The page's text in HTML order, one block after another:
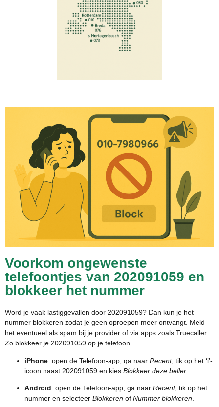
Voorkom ongewenste
telefoontjes van 202091059 en
blokkeer het nummer
Word je vaak lastiggevallen door 202091059? Dan kun je het
nummer blokkeren zodat je geen oproepen meer ontvangt. Meld
het eventueel als spam bij je provider of via apps zoals Truecaller.
Zo blokkeer je 202091059 op je telefoon:
iPhone: open de Telefoon-app, ga naar Recent, tik op het ‘i’-
icoon naast 202091059 en kies Blokkeer deze beller
Android: open de Telefoon-app, ga naar Recent, tik op het
nummer en selecteer Blokkeren of Nummer blokkeren